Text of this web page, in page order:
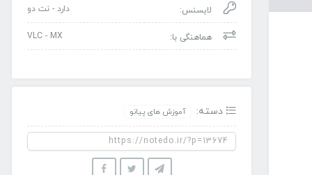
لایسنس: دارد - نت دو
هماهنگی با: VLC - MX
دسته: آموزش های پیانو